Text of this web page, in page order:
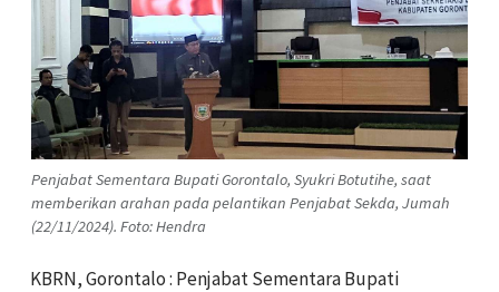
Penjabat Sementara Bupati Gorontalo, Syukri Botutihe, saat
memberikan arahan pada pelantikan Penjabat Sekda, Jumah
(22/11/2024). Foto: Hendra
KBRN, Gorontalo : Penjabat Sementara Bupati